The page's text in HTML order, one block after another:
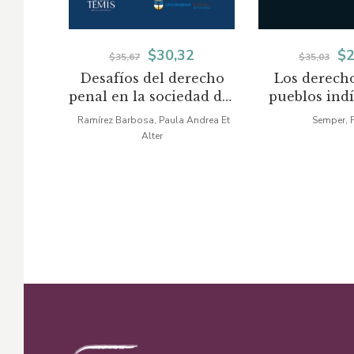
Desafíos del derecho
penal en la sociedad del
siglo XXI
$35,67
El
precio
original
era:
$30,32
precio
actual
Ramírez Barbosa, Paula Andrea Et
Alter
Los
pueblos
$35,03
El
$
Semper,